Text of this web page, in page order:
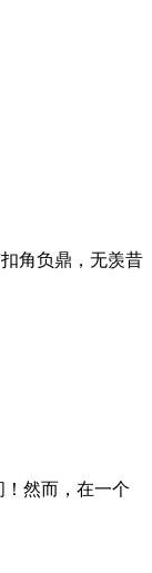
角负鼎，无羡昔
然而，在一个